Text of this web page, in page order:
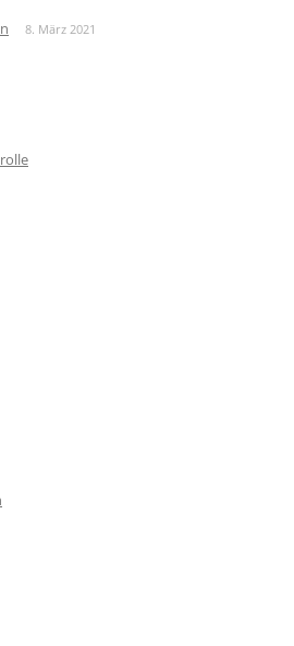
8. März 2021